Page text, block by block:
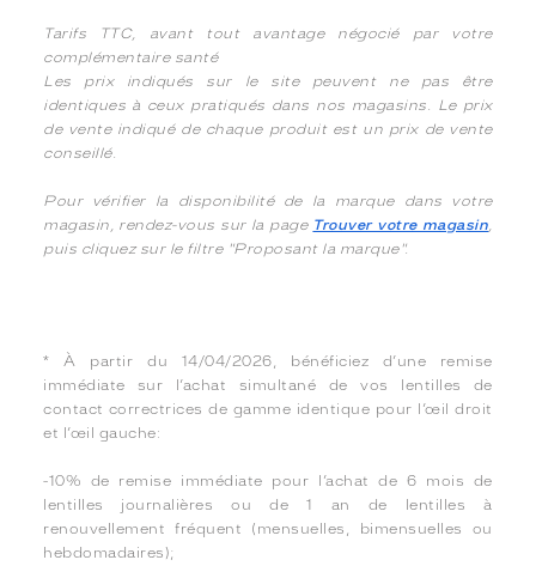
Tarifs TTC, avant tout avantage négocié par votre
complémentaire santé
Les prix indiqués sur le site peuvent ne pas être
identiques à ceux pratiqués dans nos magasins. Le prix
de vente indiqué de chaque produit est un prix de vente
conseillé.
Pour vérifier la disponibilité de la marque dans votre
magasin, rendez-vous sur la page Trouver votre magasin,
puis cliquez sur le filtre "Proposant la marque".
* À partir du 14/04/2026, bénéficiez d’une remise
immédiate sur l’achat simultané de vos lentilles de
contact correctrices de gamme identique pour l’œil droit
et l’œil gauche:
-10% de remise immédiate pour l’achat de 6 mois de
lentilles journalières ou de 1 an de lentilles à
renouvellement fréquent (mensuelles, bimensuelles ou
hebdomadaires);